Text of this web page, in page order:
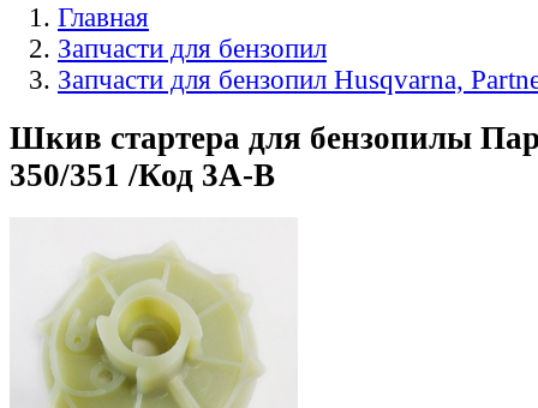
Главная
Запчасти для бензопил
Запчасти для бензопил Husqvarna,
Шкив стартера для бензопилы
350/351 /Код 3A-B